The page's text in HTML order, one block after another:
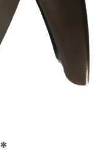
*